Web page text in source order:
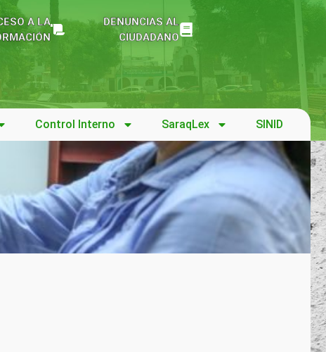
DENUNCIAS AL
CIUDADANO
A LA
Control Interno SaraqLex SINID